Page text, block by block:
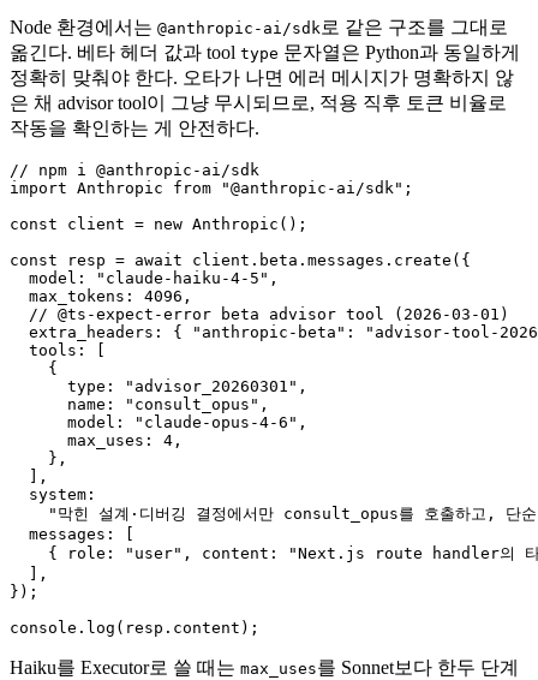
Node 환경에서는 @anthropic-ai/sdk로 같은 구조를 그대로
옮긴다. 베타 헤더 값과 tool type 문자열은 Python과 동일하게
정확히 맞춰야 한다. 오타가 나면 에러 메시지가 명확하지 않
은 채 advisor tool이 그냥 무시되므로, 적용 직후 토큰 비율로
작동을 확인하는 게 안전하다.
// npm i @anthropic-ai/sdk
import Anthropic from "@anthropic-ai/sdk";
const client = new Anthropic();
const resp = await client.beta.messages.create({
  model: "claude-haiku-4-5",
  max_tokens: 4096,
  // @ts-expect-error beta advisor tool (2026-03-01)
extra_headers: { "anthropic-beta": "advisor-tool-
  tools: [
    {
      type: "advisor_20260301",
      name: "consult_opus",
      model: "claude-opus-4-6",
      max_uses: 4,
    },
  ],
  system:
"막힌 설계·디버깅 결정에서만 consult_opus를 호출하고, 단
  messages: [
{ role: "user", content: "Next.js route handler의 타
  ],
});
Haiku를 Executor로 쓸 때는 max_uses를 Sonnet보다 한두 단계